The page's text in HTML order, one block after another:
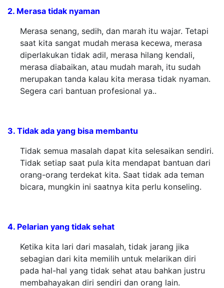
2. Merasa tidak nyaman
Merasa senang, sedih, dan marah itu wajar. Tetapi
saat kita sangat mudah merasa kecewa, merasa
diperlakukan tidak adil, merasa hilang kendali,
merasa diabaikan, atau mudah marah, itu sudah
merupakan tanda kalau kita merasa tidak nyaman.
Segera cari bantuan profesional ya..
3. Tidak ada yang bisa membantu
Tidak semua masalah dapat kita selesaikan sendiri.
Tidak setiap saat pula kita mendapat bantuan dari
orang-orang terdekat kita. Saat tidak ada teman
bicara, mungkin ini saatnya kita perlu konseling.
4. Pelarian yang tidak sehat
Ketika kita lari dari masalah, tidak jarang jika
sebagian dari kita memilih untuk melarikan diri
pada hal-hal yang tidak sehat atau bahkan justru
membahayakan diri sendiri dan orang lain.